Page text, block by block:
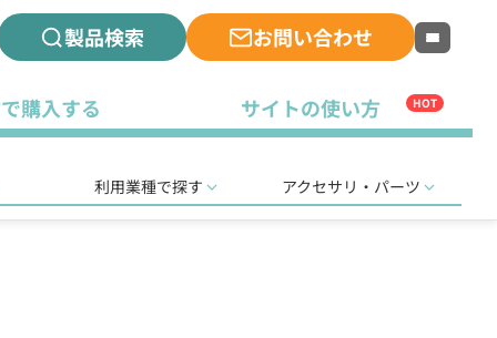
製品検索 お問い合わせ
購入する サイトの使い方 HOT
利用業種で探す アクセサリ・パーツ